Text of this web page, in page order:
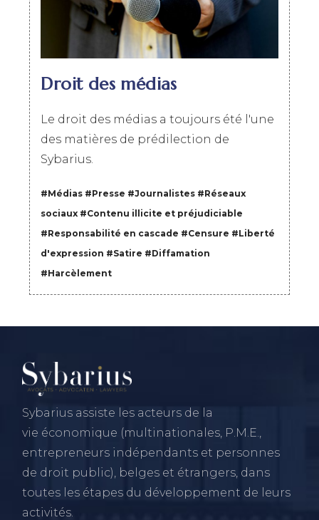
Droit des médias
Le droit des médias a toujours été l'une
des matières de prédilection de
Sybarius.
#Médias #Presse #Journalistes #Réseaux
sociaux #Contenu illicite et préjudiciable
#Responsabilité en cascade #Censure #Liberté
d'expression #Satire #Diffamation
#Harcèlement
Sybarius assiste les acteurs de la
vie économique (multinationales, P.M.E.,
entrepreneurs indépendants et personnes
de droit public), belges et étrangers, dans
toutes les étapes du développement de leurs
activités.